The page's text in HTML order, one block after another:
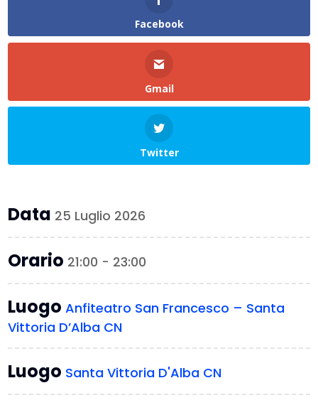
Facebook
Gmail
Twitter
Data 25 Luglio 2026
Orario 21:00 - 23:00
LuogoAnfiteatro San Francesco – Santa
Vittoria D’Alba CN
Luogo Santa Vittoria D'Alba CN